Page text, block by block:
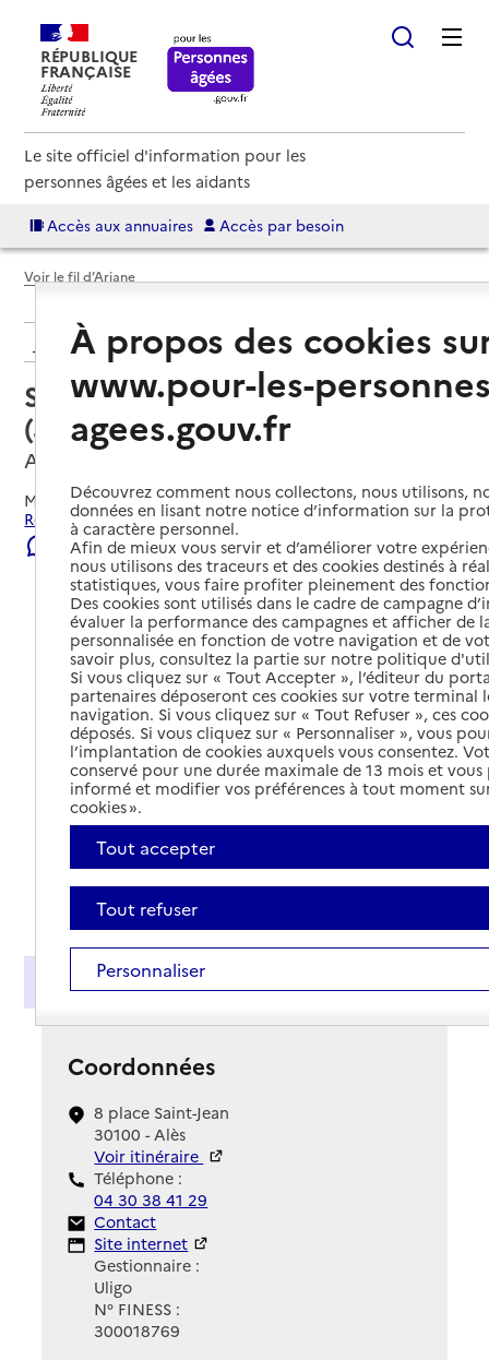
RÉPUBLIQUE
FRANÇAISE
Le site officiel d'information pour les
personnes âgées et les aidants
Accès aux annuaires Accès par besoin
Voir le fil d’Ariane
Retour aux résultats de l'annuaire
Service autonomie à domicile
(aide) – Uligo
Alès, GARD
Mis à jour le06/08/2026
Rechercher les établissements et services autour de Alès.
Signaler une erreur
Présentation
Coordonnées
8 place Saint-Jean
30100 - Alès
Voir itinéraire
Téléphone :
04 30 38 41 29
Contact
Contact
Site Internet
Site internet
Gestionnaire :
Uligo
N° FINESS :
300018769
À propos des cookies
www.pour-les-
agees.gouv.fr
Découvrez comment nous collectons, nous utilisons,
données en lisant notre notice d’information sur la
à caractère personnel.
Afin de mieux vous servir et d’améliorer votre
nous utilisons des traceurs et des cookies destinés à
statistiques, vous faire profiter pleinement des
Des cookies sont utilisés dans le cadre de campagne
évaluer la performance des campagnes et afficher de
personnalisée en fonction de votre navigation et de
savoir plus, consultez la partie sur notre politique
Si vous cliquez sur « Tout Accepter », l’éditeur du
partenaires déposeront ces cookies sur votre terminal
navigation. Si vous cliquez sur « Tout Refuser », ces
déposés. Si vous cliquez sur « Personnaliser », vous
l’implantation de cookies auxquels vous consentez.
conservé pour une durée maximale de 13 mois et
informé et modifier vos préférences à tout moment
cookies ».
Tout accepter
Tout refuser
Personnaliser